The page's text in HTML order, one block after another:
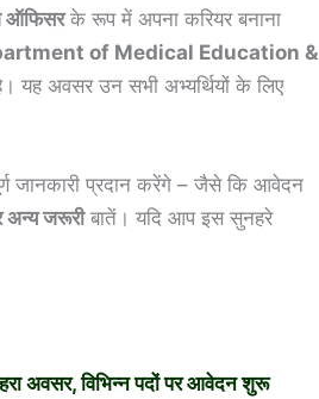
ऑफिसरके रूप में अपना करियर बनाना
of Medical Education &
यह अवसर उन सभी अभ्यर्थियों के लिए
जानकारी प्रदान करेंगे – जैसे कि आवेदन
अन्य जरूरीबातें। यदि आप इस सुनहरे
अवसर, विभिन्न पदों पर आवेदन शुरू